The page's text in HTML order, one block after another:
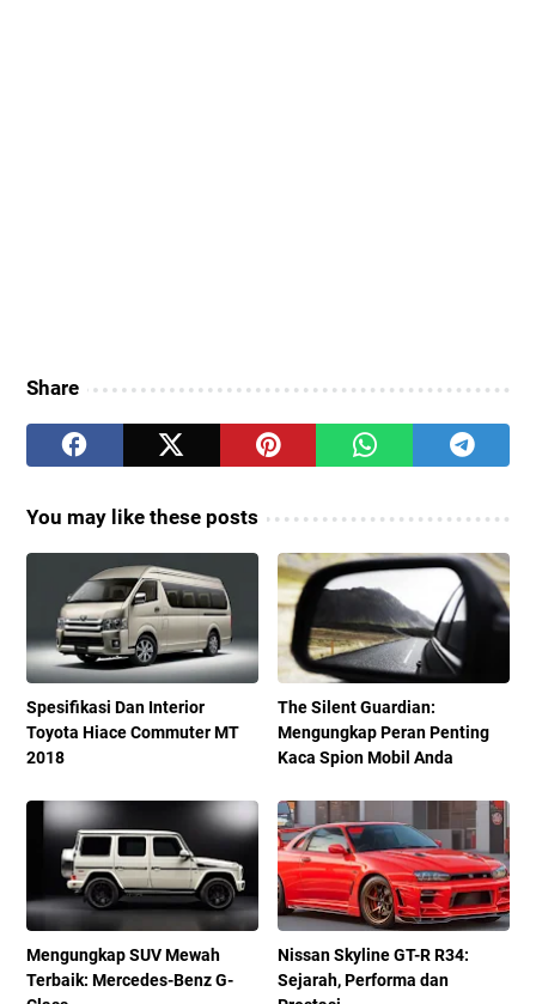
Share
You may like these posts
Spesifikasi Dan Interior
Toyota Hiace Commuter MT
2018
The Silent Guardian:
Mengungkap Peran Penting
Kaca Spion Mobil Anda
Mengungkap SUV Mewah
Terbaik: Mercedes-Benz G-
Nissan Skyline GT-R R34:
Sejarah, Performa dan